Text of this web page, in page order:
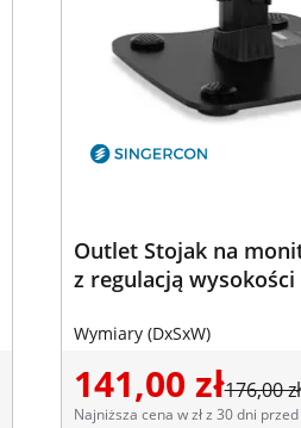
Outlet Stojak na
z regulacją
Wymiary (DxSxW)
141,00 zł176,00 zł
Najniższa cena w zł z 30 dni